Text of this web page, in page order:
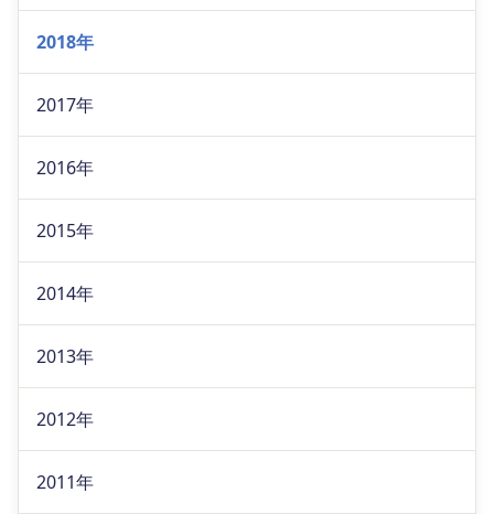
2018年
2017年
2016年
2015年
2014年
2013年
2012年
2011年